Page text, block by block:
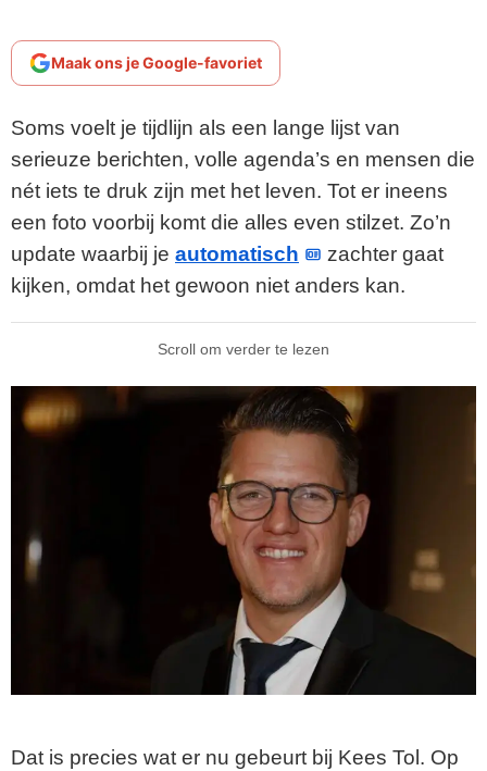
Maak ons je Google-favoriet
Soms voelt je tijdlijn als een lange lijst van
serieuze berichten, volle agenda’s en mensen die
nét iets te druk zijn met het leven. Tot er ineens
een foto voorbij komt die alles even stilzet. Zo’n
update waarbij je automatisch
zachter gaat
kijken, omdat het gewoon niet anders kan.
Scroll om verder te lezen
Dat is precies wat er nu gebeurt bij Kees Tol. Op